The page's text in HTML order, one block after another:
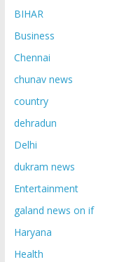
BIHAR
Business
Chennai
chunav news
country
dehradun
Delhi
dukram news
Entertainment
galand news on if
Haryana
Health